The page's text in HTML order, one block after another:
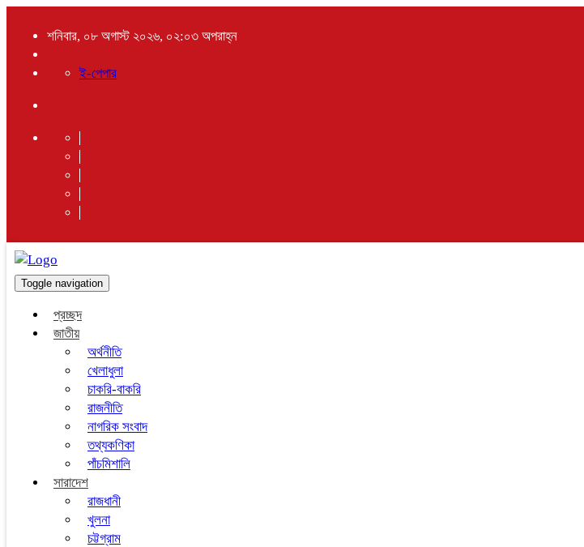
শনিবার, ০৮ অগাস্ট ২০২৬, ০২:০৩ অপরাহ্ন
ই-পেপার
Toggle navigation
প্রচ্ছদ
জাতীয়
অর্থনীতি
খেলাধুলা
চাকরি-বাকরি
রাজনীতি
নাগরিক সংবাদ
তথ্যকণিকা
পাঁচমিশালি
সারাদেশ
রাজধানী
খুলনা
চট্টগ্রাম